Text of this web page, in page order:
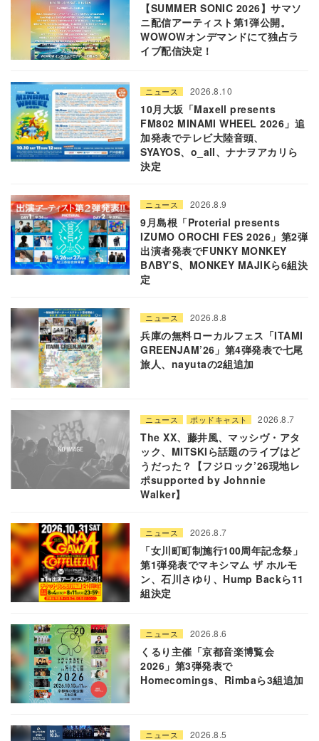
【SUMMER SONIC 2026】サマソ
ニ配信アーティスト第1弾公開。
WOWOWオンデマンドにて独占ラ
イブ配信決定！
ニュース 2026.8.10
10月大坂「Maxell presents
FM802 MINAMI WHEEL 2026」追
加発表でテレビ大陸音頭、
SYAYOS、o_all、ナナヲアカリら
決定
ニュース 2026.8.9
9月島根「Proterial presents
IZUMO OROCHI FES 2026」第2弾
出演者発表でFUNKY MONKEY
BΛBY’S、MONKEY MAJIKら6組決
定
ニュース 2026.8.8
兵庫の無料ローカルフェス「ITAMI
GREENJAM’26」第4弾発表で七尾
旅人、nayutaの2組追加
ニュース ポッドキャスト 2026.8.7
The XX、藤井風、マッシヴ・アタ
ック、MITSKIら話題のライブはど
うだった？【フジロック’26現地レ
ポsupported by Johnnie
Walker】
ニュース 2026.8.7
「女川町町制施行100周年記念祭」
第1弾発表でマキシマム ザ ホルモ
ン、石川さゆり、Hump Backら11
組決定
ニュース 2026.8.6
くるり主催「京都音楽博覧会
2026」第3弾発表で
Homecomings、Rimbaら3組追加
ニュース 2026.8.5